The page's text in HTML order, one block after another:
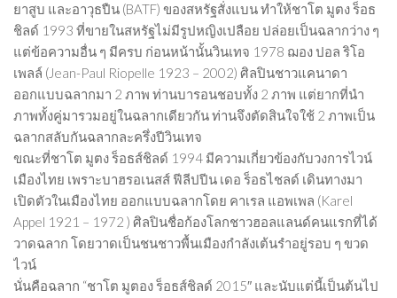
ยาสูบ และอาวุธปืน (BATF) ของสหรัฐสั่งแบน ทำให้ชาโต มูตง ร็อธ
ชิลด์ 1993 ที่ขายในสหรัฐไม่มีรูปหญิงเปลือย ปล่อยเป็นฉลากว่าง ๆ
แต่ข้อความอื่น ๆ มีครบ ก่อนหน้านั้นวินเทจ 1978 ฌอง ปอล ริโอ
เพลล์ (Jean-Paul Riopelle 1923 – 2002) ศิลปินชาวแคนาดา
ออกแบบฉลากมา 2 ภาพ ท่านบารอนชอบทั้ง 2 ภาพ แต่ยากที่นำ
ภาพทั้งคู่มารวมอยู่ในฉลากเดียวกัน ท่านจึงตัดสินใจใช้ 2 ภาพเป็น
ฉลากสลับกันฉลากละครึ่งปีวินเทจ
ขณะที่ชาโต มูตง ร็อธส์ชิลด์ 1994 มีความเกี่ยวข้องกับวงการไวน์
เมืองไทย เพราะบาฮรอเนสส์ ฟีลีปปีน เดอ ร็อธไชลด์ เดินทางมา
เปิดตัวในเมืองไทย ออกแบบฉลากโดย คาเรล แอพเพล (Karel
Appel 1921 – 1972 ) ศิลปินชื่อก้องโลกชาวฮอลแลนด์คนแรกที่ได้
วาดฉลาก โดยวาดเป็นชนชาวพื้นเมืองกำลังเต้นรำอยู่รอบ ๆ ขวด
ไวน์
นั่นคือฉลาก “ชาโต มูตอง ร็อธส์ชิลด์ 2015″ และนับแต่นี้เป็นต้นไป